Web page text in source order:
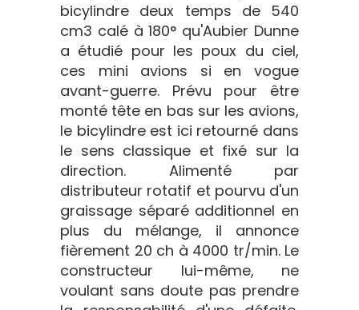
bicylindre deux temps de 540
cm3 calé à 180° qu'Aubier Dunne
a étudié pour les poux du ciel,
ces mini avions si en vogue
avant-guerre. Prévu pour être
monté tête en bas sur les avions,
le bicylindre est ici retourné dans
le sens classique et fixé sur la
direction. Alimenté par
distributeur rotatif et pourvu d'un
graissage séparé additionnel en
plus du mélange, il annonce
fièrement 20 ch à 4000 tr/min. Le
constructeur lui-même, ne
voulant sans doute pas prendre